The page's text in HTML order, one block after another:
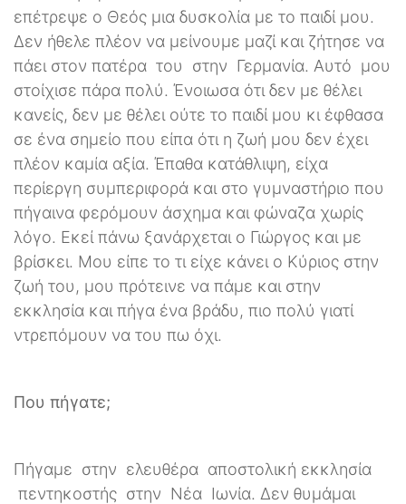
επέτρεψε ο Θεός μια δυσκολία με το παιδί μου.
Δεν ήθελε πλέον να μείνουμε μαζί και ζήτησε να
πάει στον πατέρα του στην Γερμανία. Αυτό μου
στοίχισε πάρα πολύ. Ένοιωσα ότι δεν με θέλει
κανείς, δεν με θέλει ούτε το παιδί μου κι έφθασα
σε ένα σημείο που είπα ότι η ζωή μου δεν έχει
πλέον καμία αξία. Έπαθα κατάθλιψη, είχα
περίεργη συμπεριφορά και στο γυμναστήριο που
πήγαινα φερόμουν άσχημα και φώναζα χωρίς
λόγο. Εκεί πάνω ξανάρχεται ο Γιώργος και με
βρίσκει. Μου είπε το τι είχε κάνει ο Κύριος στην
ζωή του, μου πρότεινε να πάμε και στην
εκκλησία και πήγα ένα βράδυ, πιο πολύ γιατί
ντρεπόμουν να του πω όχι.
Που πήγατε;
Πήγαμε στην ελευθέρα αποστολική εκκλησία
πεντηκοστής στην Νέα Ιωνία. Δεν θυμάμαι